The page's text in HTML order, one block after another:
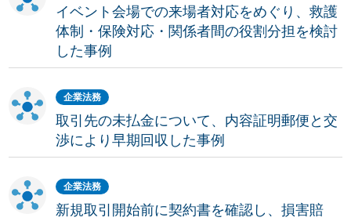
イベント会場での来場者対応をめぐり、救護
体制・保険対応・関係者間の役割分担を検討
した事例
企業法務
取引先の未払金について、内容証明郵便と交
渉により早期回収した事例
企業法務
新規取引開始前に契約書を確認し、損害賠